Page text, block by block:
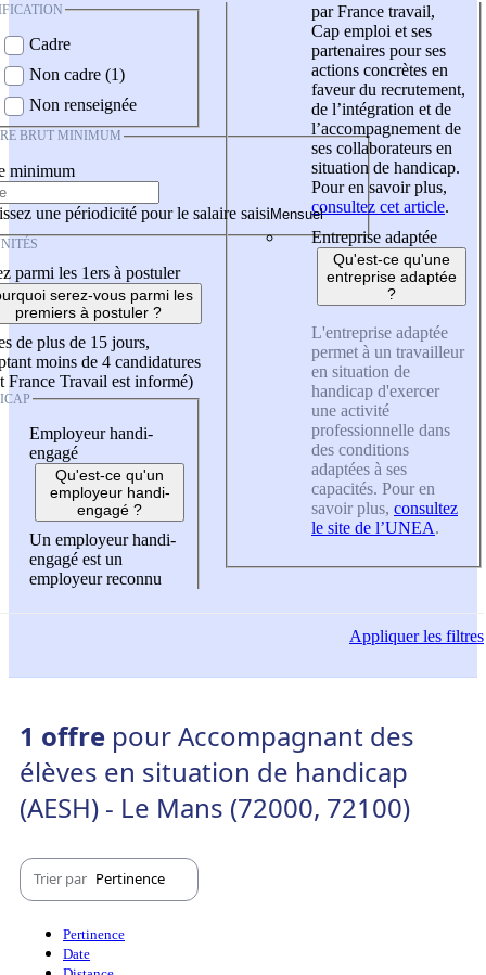
Cadre
Non cadre (1)
Non renseignée
BRUT MINIMUM
minimum
une périodicité pour le salaire saisi
parmi les 1ers à postuler
serez-vous parmi les
premiers à postuler ?
de plus de 15 jours,
moins de 4 candidatures
France Travail est informé)
Employeur handi-
engagé
Qu'est-ce qu'un
employeur handi-
engagé ?
Un employeur handi-
engagé est un
employeur reconnu
par France travail,
Cap emploi et ses
partenaires pour ses
actions concrètes en
faveur du recrutement,
de l’intégration et de
l’accompagnement de
ses collaborateurs en
situation de handicap.
Pour en savoir plus,
consultez cet article.
Entreprise adaptée
Qu'est-ce qu'une
entreprise adaptée
?
L'entreprise adaptée
permet à un travailleur
en situation de
handicap d'exercer
une activité
professionnelle dans
des conditions
adaptées à ses
capacités. Pour en
savoir plus, consultez
le site de l’UNEA.
Appliquerles filtres
1 offre pour Accompagnant des
élèves en situation de handicap
(AESH) - Le Mans (72000, 72100)
Trier par Pertinence
Pertinence
Date